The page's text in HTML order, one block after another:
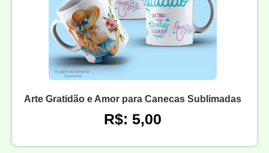
Arte Gratidão e Amor para Canecas Sublimadas
R$: 5,00